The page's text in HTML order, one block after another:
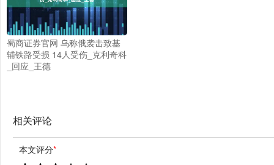
蜀商证券官网 乌称俄袭击致基
辅铁路受损 14人受伤_克利奇科
_回应_王德
相关评论
本文评分*